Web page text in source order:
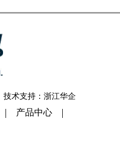
技术支持：浙江华企
产品中心